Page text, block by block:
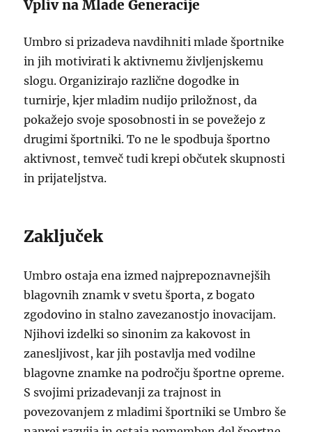
Vpliv na Mlade Generacije
Umbro si prizadeva navdihniti mlade športnike
in jih motivirati k aktivnemu življenjskemu
slogu. Organizirajo različne dogodke in
turnirje, kjer mladim nudijo priložnost, da
pokažejo svoje sposobnosti in se povežejo z
drugimi športniki. To ne le spodbuja športno
aktivnost, temveč tudi krepi občutek skupnosti
in prijateljstva.
Zaključek
Umbro ostaja ena izmed najprepoznavnejših
blagovnih znamk v svetu športa, z bogato
zgodovino in stalno zavezanostjo inovacijam.
Njihovi izdelki so sinonim za kakovost in
zanesljivost, kar jih postavlja med vodilne
blagovne znamke na področju športne opreme.
S svojimi prizadevanji za trajnost in
povezovanjem z mladimi športniki se Umbro še